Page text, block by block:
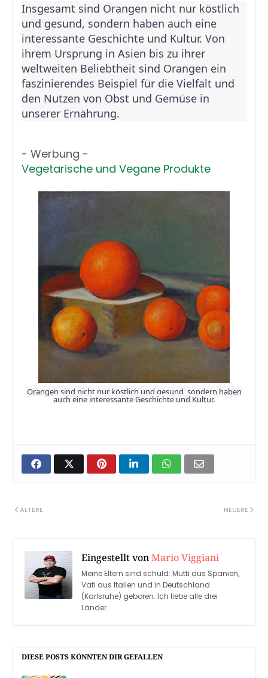
Insgesamt sind Orangen nicht nur köstlich
und gesund, sondern haben auch eine
interessante Geschichte und Kultur. Von
ihrem Ursprung in Asien bis zu ihrer
weltweiten Beliebtheit sind Orangen ein
faszinierendes Beispiel für die Vielfalt und
den Nutzen von Obst und Gemüse in
unserer Ernährung.
- Werbung -
Vegetarische und Vegane Produkte
Orangen sind nicht nur köstlich und gesund, sondern haben
auch eine interessante Geschichte und Kultur.
NEUERE
ÄLTERE
Eingestellt vonMario Viggiani
Meine Eltern sind schuld: Mutti aus Spanien,
Vati aus Italien und in Deutschland
(Karlsruhe) geboren. Ich liebe alle drei
Länder.
DIESE POSTS KÖNNTEN DIR GEFALLEN